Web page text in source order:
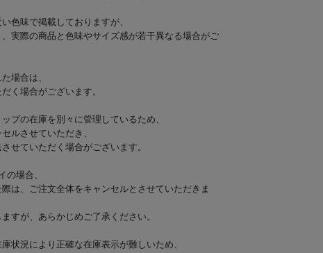
色味で掲載しておりますが、
実際の商品と色味やサイズ感が若干異なる場合がご
場合は、
く場合がございます。
プの在庫を別々に管理しているため、
ルさせていただき、
せていただく場合がございます。
の場合、
は、ご注文全体をキャンセルとさせていただきま
すが、あらかじめご了承ください。
状況により正確な在庫表示が難しいため、